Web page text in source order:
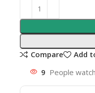
Compare
Add
9 People